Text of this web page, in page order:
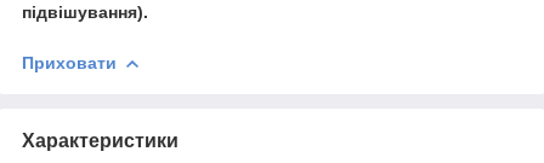
підвішування).
Приховати
Характеристики